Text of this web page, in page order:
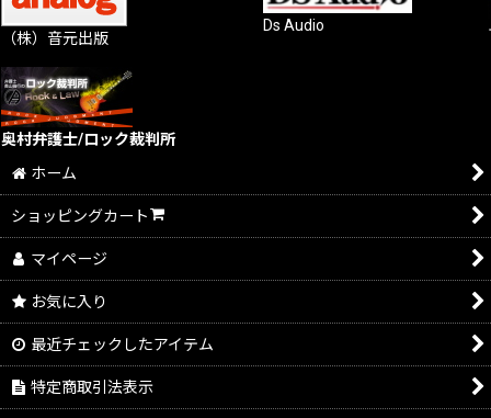
（株）音元出版
Ds Audio
奥村弁護士/ロック裁判所
ホーム
ショッピングカート
マイページ
お気に入り
最近チェックしたアイテム
特定商取引法表示